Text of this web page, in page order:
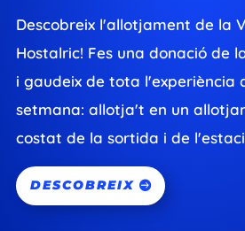
Descobreix l'allotjament de la
Hostalric! Fes una donació de
i gaudeix de tota l'experiència
setmana: allotja't en un
costat de la sortida i de
DESCOBREIX